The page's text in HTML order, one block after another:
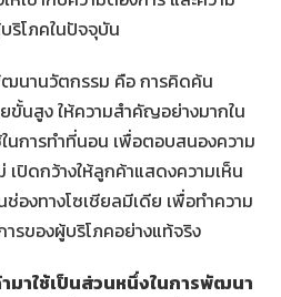
ริโภคในปัจจุบัน
นานวัตกรรม คือ การคิดค้น
ขั้นสูง ให้ความสำคัญอย่างมากใน
การทำที่นอน เพื่อตอบสนองความ
ปิดกว้างให้ลูกค้าแสดงความเห็น
องทางโซเชียลมีเดีย เพื่อทำความ
รของผู้บริโภคอย่างแท้จริง
มาใช้เป็นส่วนหนึ่งในการพัฒนา